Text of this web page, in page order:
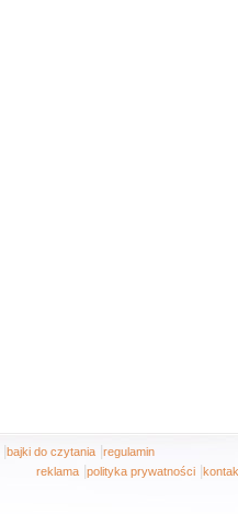
bajki do czytania regulamin
reklama polityka prywatności